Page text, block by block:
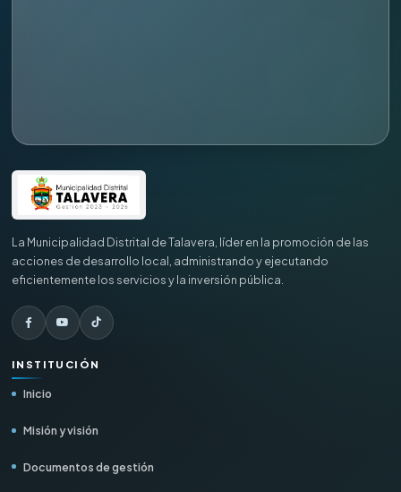
Desarrollo Económico Social
Oficinas generales
Atención al Ciudadano y Gestión Documentaria
Relaciones Públicas e Imagen Institucional
Administración
Recursos Humanos
La Municipalidad Distrital de Talavera, líder en la promoción de las
acciones de desarrollo local, administrando y ejecutando
eficientemente los servicios y la inversión pública.
INSTITUCIÓN
Inicio
Misión y visión
Documentos de gestión